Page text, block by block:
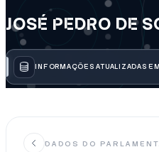
JOSÉ PEDRO DE
INFORMAÇÕES ATUALIZADAS EM
DADOS DO